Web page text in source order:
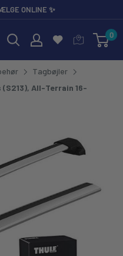
ONLINE ✨
til Entusiaster og 0
Tagbøjler
(S213), All-Terrain 16-